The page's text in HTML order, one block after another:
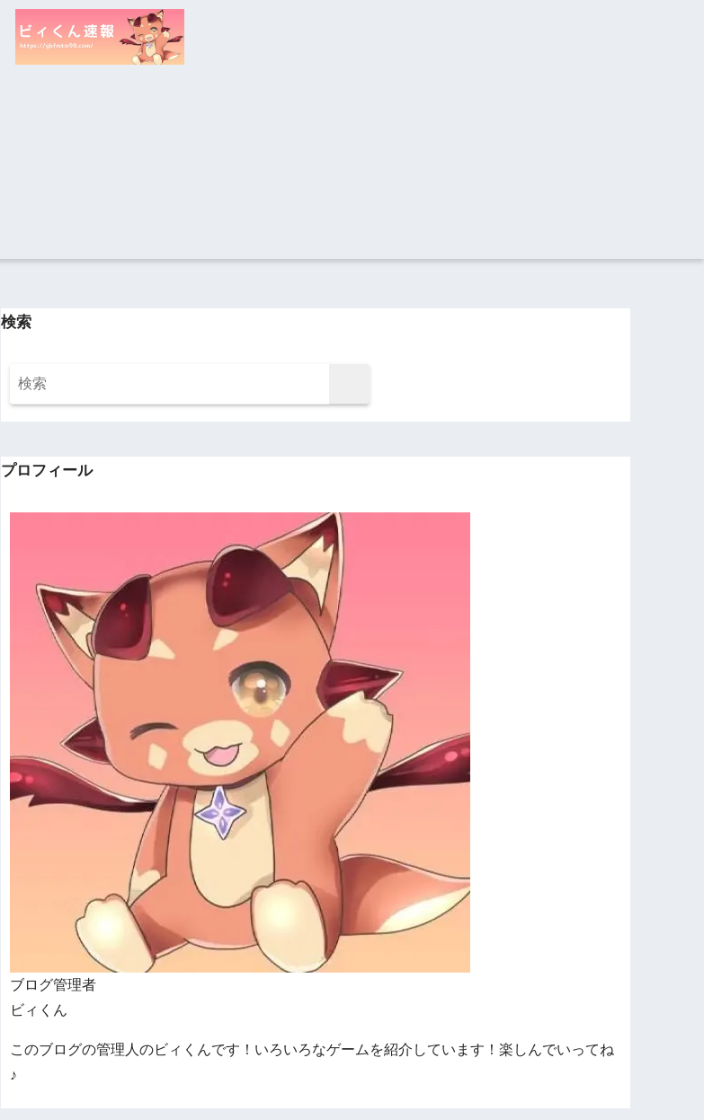
検索
プロフィール
ブログ管理者
ビィくん
このブログの管理人のビィくんです！いろいろなゲームを紹介しています！楽しんでいってね
♪